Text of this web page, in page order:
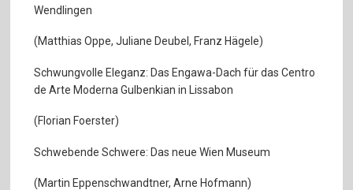
Wendlingen
(Matthias Oppe, Juliane Deubel, Franz Hägele)
Schwungvolle Eleganz: Das Engawa-Dach für das Centro
de Arte Moderna Gulbenkian in Lissabon
(Florian Foerster)
Schwebende Schwere: Das neue Wien Museum
(Martin Eppenschwandtner, Arne Hofmann)